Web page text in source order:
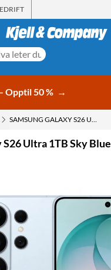
Opptil 50 % →
SAMSUNG GALAXY S26 ULTRA 1TB SKY BLUE
S26 Ultra 1TB Sky Blue